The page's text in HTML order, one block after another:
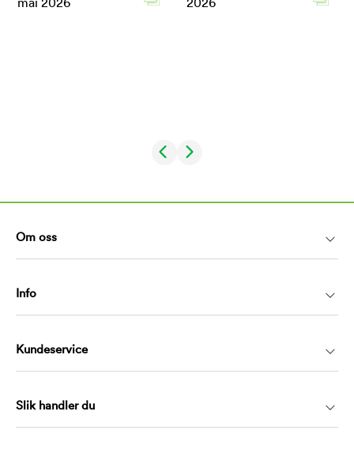
Om oss
Info
Kundeservice
Slik handler du